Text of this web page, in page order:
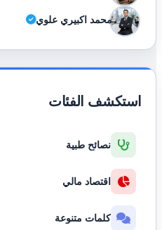
محمد اكبيري علوي
استكشف الفئات
نصائح طبية
اقتصاد مالي
كلمات متنوعة